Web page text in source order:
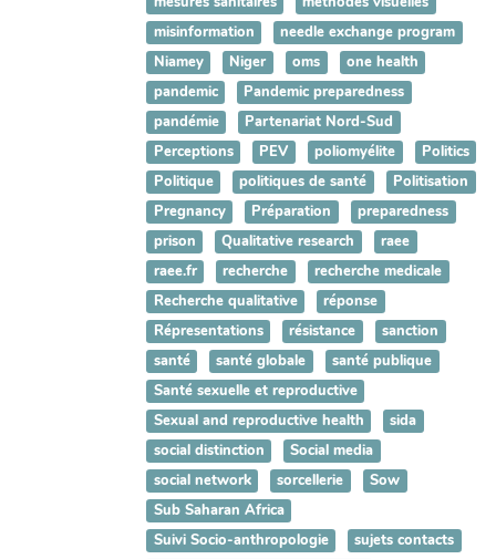
misinformation
needle exchange program
Niamey
Niger oms
one health
pandemic
Pandemic preparedness
pandémie
Partenariat Nord-Sud
Perceptions
PEV poliomyélite
Politics
Politique
politiques de santé
Politisation
Pregnancy
Préparation
preparedness
prison
Qualitative research
raee
raee.fr
recherche
recherche medicale
Recherche qualitative
réponse
Répresentations
résistance
sanction
santé
santé globale
santé publique
Santé sexuelle et reproductive
Sexual and reproductive health
sida
social distinction
Social media
social network
sorcellerie
Sow
Sub Saharan Africa
Suivi Socio-anthropologie
sujets contacts